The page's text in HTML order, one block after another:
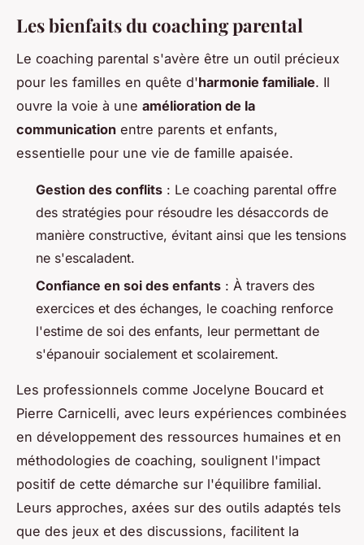
Les bienfaits du coaching parental
Le coaching parental s'avère être un outil précieux
pour les familles en quête d'harmonie familiale. Il
ouvre la voie à une amélioration de la
communication entre parents et enfants,
essentielle pour une vie de famille apaisée.
Gestion des conflits : Le coaching parental offre
des stratégies pour résoudre les désaccords de
manière constructive, évitant ainsi que les tensions
ne s'escaladent.
Confiance en soi des enfants : À travers des
exercices et des échanges, le coaching renforce
l'estime de soi des enfants, leur permettant de
s'épanouir socialement et scolairement.
Les professionnels comme Jocelyne Boucard et
Pierre Carnicelli, avec leurs expériences combinées
en développement des ressources humaines et en
méthodologies de coaching, soulignent l'impact
positif de cette démarche sur l'équilibre familial.
Leurs approches, axées sur des outils adaptés tels
que des jeux et des discussions, facilitent la